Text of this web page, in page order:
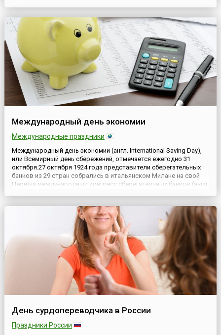
использовании возможностей и реш...
Международный день экономии
Международные праздники
Международный день экономии (англ. International Saving Day),
или Всемирный день сбережений, отмечается ежегодно 31
октября.27 октября 1924 года представители сберегательных
банков из 29 стран собрались в итальянском Милане на свой
Первый международный конгресс сберегательных банков (англ.
День сурдопереводчика в России
Праздники России